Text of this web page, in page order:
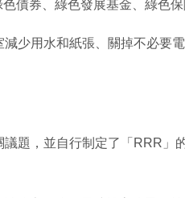
債券、綠色發展基金、綠色保
少用水和紙張、關掉不必要
題，並自行制定了「RRR